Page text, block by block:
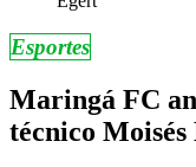
Esportes
Maringá FC
técnico